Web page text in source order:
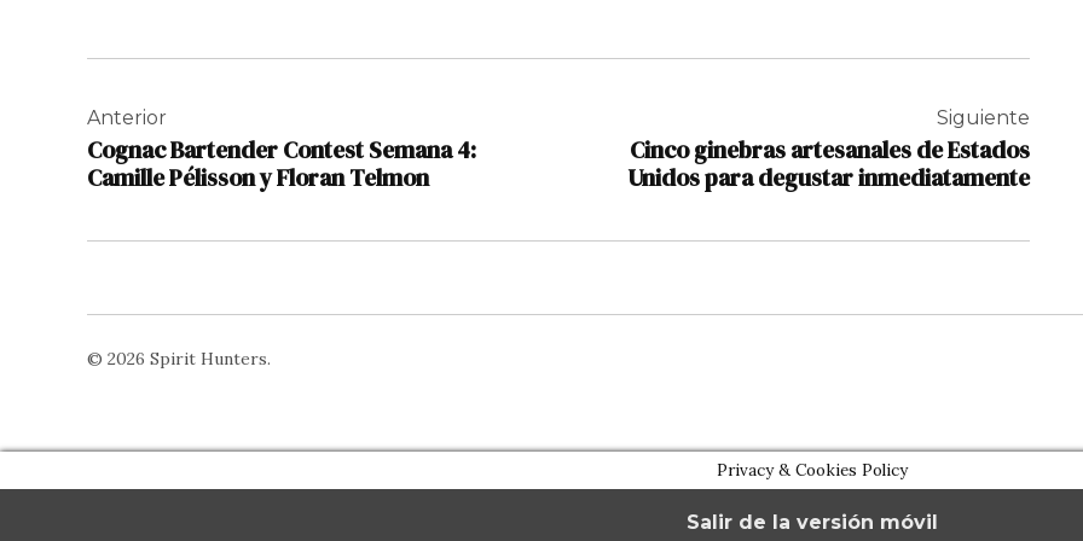
de
entradas
Anterior
Cognac Bartender Contest Semana 4:
Camille Pélisson y Floran Telmon
Siguiente
Cinco ginebras artesanales de Estados
Unidos para degustar inmediatamente
© 2026 Spirit Hunters.
Privacy & Cookies Policy
Salir de la versión móvil